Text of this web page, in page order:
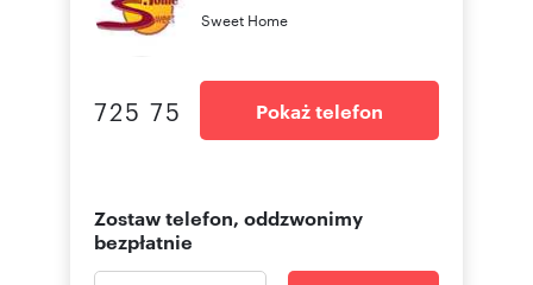
Sweet Home
725 75 Pokaż telefon
Zostaw telefon, oddzwonimy
bezpłatnie